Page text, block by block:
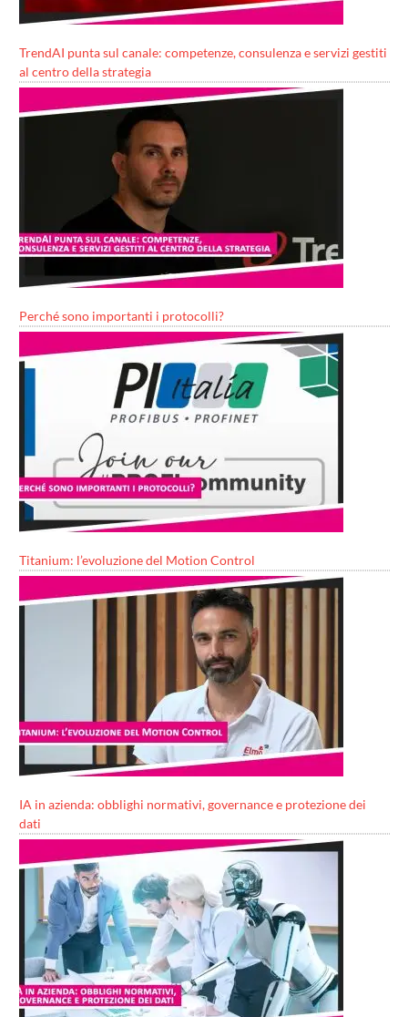
TrendAI punta sul canale: competenze, consulenza e servizi gestiti
al centro della strategia
Perché sono importanti i protocolli?
Titanium: l’evoluzione del Motion Control
IA in azienda: obblighi normativi, governance e protezione dei
dati